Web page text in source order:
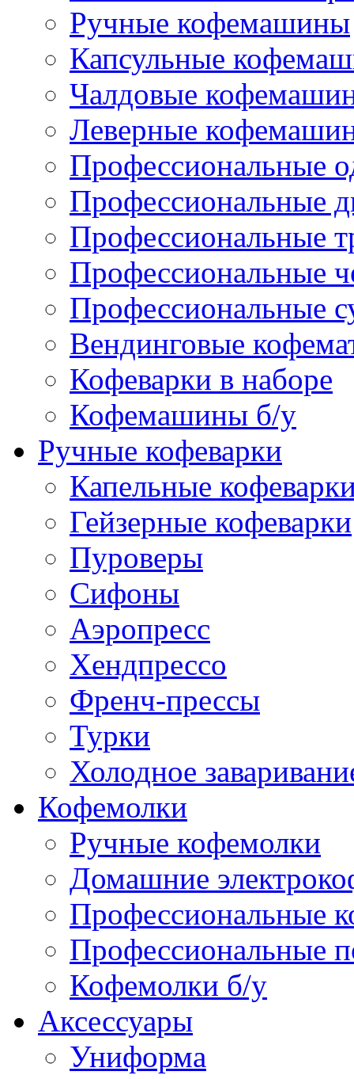
Ручные кофемашины
Капсульные
Чалдовые
Леверные
Профессиональные
Профессиональные
Профессиональные
Профессиональные
Профессиональные
Вендинговые
Кофеварки в наборе
Кофемашины б/у
Ручные кофеварки
Капельные
Гейзерные кофеварки
Пуроверы
Сифоны
Аэропресс
Хендпрессо
Френч-прессы
Турки
Холодное
Кофемолки
Ручные кофемолки
Домашние
Профессиональные
Профессиональные
Кофемолки б/у
Аксессуары
Униформа